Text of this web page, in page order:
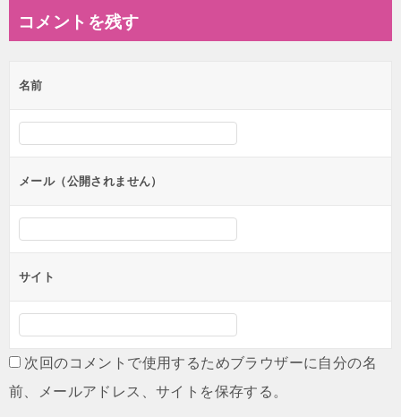
ビ
ー
シ
ン
コメントを残す
名前
メール（公開されません）
サイト
次回のコメントで使用するためブラウザーに自分の名
前、メールアドレス、サイトを保存する。